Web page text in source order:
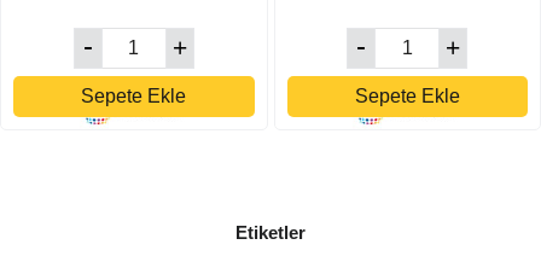
Sepete Ekle Sepete Ekle
Etiketler